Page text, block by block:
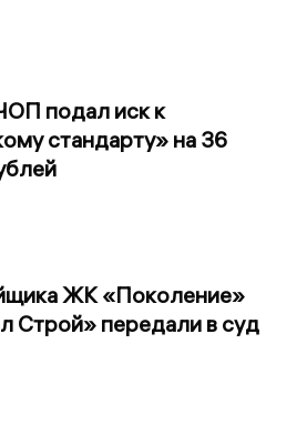
подал иск к
стандарту» на 36
ЖК «Поколение»
Строй» передали в суд